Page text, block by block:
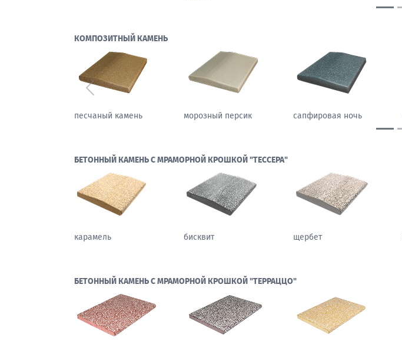
КОМПОЗИТНЫЙ КАМЕНЬ
песчаный камень морозный персик сапфировая ночь
Предыдущий
БЕТОННЫЙ КАМЕНЬ С МРАМОРНОЙ КРОШКОЙ "ТЕССЕРА"
карамель бисквит щербет
БЕТОННЫЙ КАМЕНЬ С МРАМОРНОЙ КРОШКОЙ "ТЕРРАЦЦО"